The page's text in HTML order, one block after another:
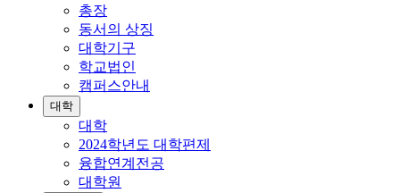
총장
동서의 상징
대학기구
학교법인
캠퍼스안내
대학
대학
2024학년도 대학편제
융합연계전공
대학원